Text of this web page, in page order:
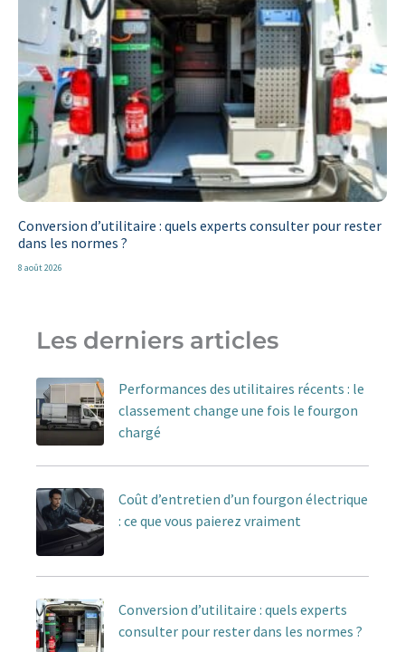
Conversion d’utilitaire : quels experts consulter pour rester
dans les normes ?
8 août 2026
Les derniers articles
Performances des utilitaires récents : le
classement change une fois le fourgon
chargé
Coût d’entretien d’un fourgon électrique
: ce que vous paierez vraiment
Conversion d’utilitaire : quels experts
consulter pour rester dans les normes ?